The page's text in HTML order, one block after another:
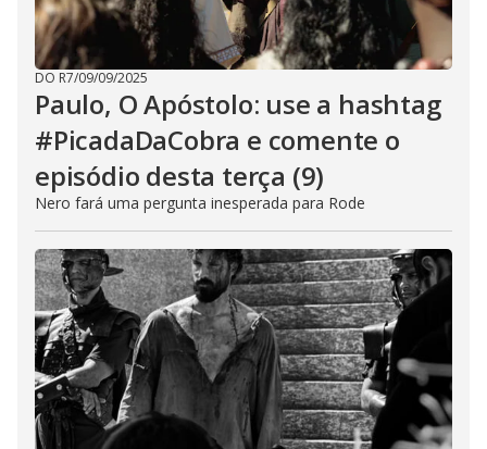
DO R7/09/09/2025
Paulo, O Apóstolo: use a hashtag
#PicadaDaCobra e comente o
episódio desta terça (9)
Nero fará uma pergunta inesperada para Rode